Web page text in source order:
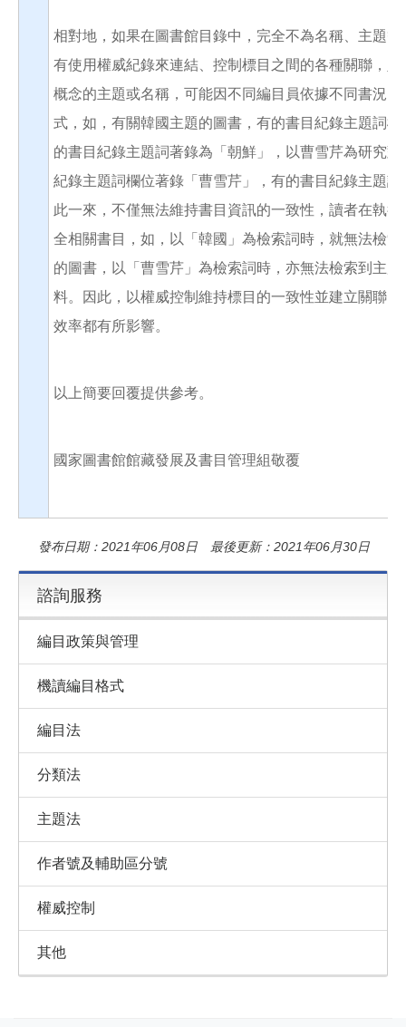
相對地，如果在圖書館目錄中，完全不為名稱、主題
有使用權威紀錄來連結、控制標目之間的各種關聯，
概念的主題或名稱，可能因不同編目員依據不同書況
式，如，有關韓國主題的圖書，有的書目紀錄主題詞
的書目紀錄主題詞著錄為「朝鮮」，以曹雪芹為研究
紀錄主題詞欄位著錄「曹雪芹」，有的書目紀錄主題
此一來，不僅無法維持書目資訊的一致性，讀者在執
全相關書目，如，以「韓國」為檢索詞時，就無法檢
的圖書，以「曹雪芹」為檢索詞時，亦無法檢索到主
料。因此，以權威控制維持標目的一致性並建立關聯
效率都有所影響。
以上簡要回覆提供參考。
國家圖書館館藏發展及書目管理組敬覆
發布日期：2021年06月08日 最後更新：2021年06月30日
諮詢服務
編目政策與管理
機讀編目格式
編目法
分類法
主題法
作者號及輔助區分號
權威控制
其他